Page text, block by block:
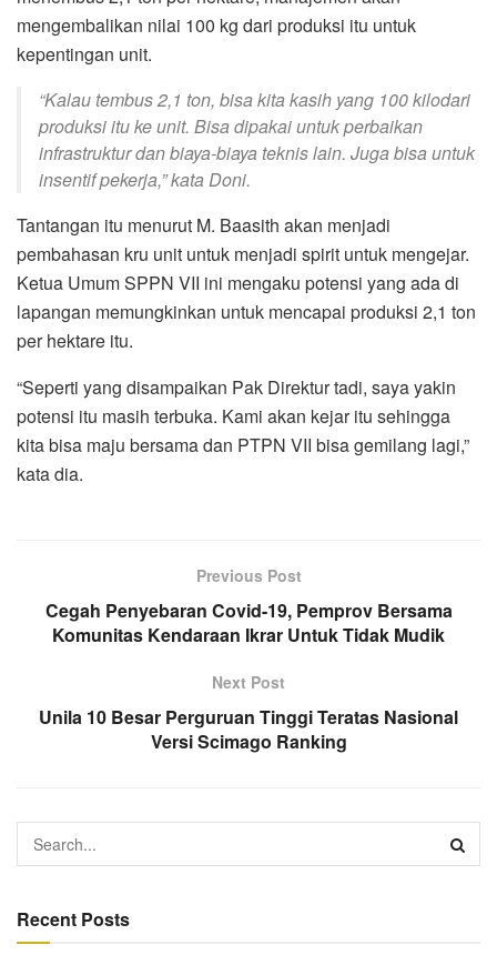
mengembalikan nilai 100 kg dari produksi itu untuk
kepentingan unit.
“Kalau tembus 2,1 ton, bisa kita kasih yang 100 kilodari
produksi itu ke unit. Bisa dipakai untuk perbaikan
infrastruktur dan biaya-biaya teknis lain. Juga bisa untuk
insentif pekerja,” kata Doni.
Tantangan itu menurut M. Baasith akan menjadi
pembahasan kru unit untuk menjadi spirit untuk mengejar.
Ketua Umum SPPN VII ini mengaku potensi yang ada di
lapangan memungkinkan untuk mencapai produksi 2,1 ton
per hektare itu.
“Seperti yang disampaikan Pak Direktur tadi, saya yakin
potensi itu masih terbuka. Kami akan kejar itu sehingga
kita bisa maju bersama dan PTPN VII bisa gemilang lagi,”
kata dia.
Previous Post
Cegah Penyebaran Covid-19, Pemprov Bersama
Komunitas Kendaraan Ikrar Untuk Tidak Mudik
Next Post
Unila 10 Besar Perguruan Tinggi Teratas Nasional
Versi Scimago Ranking
Recent Posts